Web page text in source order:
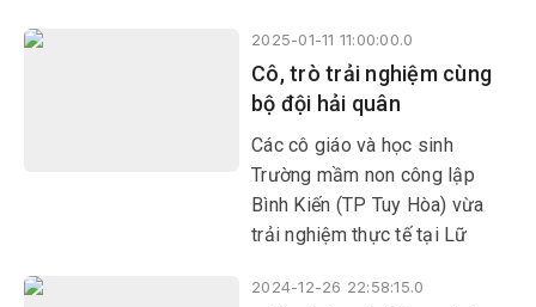
phần đất máu thịt thiêng liêng
giữa trùng khơi thuộc chủ
quyền của Việt Nam.
2025-01-11 11:00:00.0
Cô, trò trải nghiệm cùng
bộ đội hải quân
Các cô giáo và học sinh
Trường mầm non công lập
Bình Kiến (TP Tuy Hòa) vừa
trải nghiệm thực tế tại Lữ
đơn vị đứng chân trên địa bàn
2024-12-26 22:58:15.0